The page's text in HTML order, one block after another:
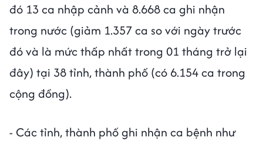
đó 13 ca nhập cảnh và 8.668 ca ghi nhận
trong nước (giảm 1.357 ca so với ngày trước
đó và là mức thấp nhất trong 01 tháng trở lại
đây) tại 38 tỉnh, thành phố (có 6.154 ca trong
cộng đồng).
- Các tỉnh, thành phố ghi nhận ca bệnh như